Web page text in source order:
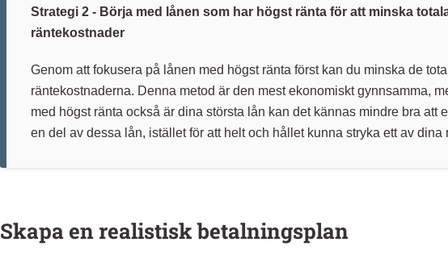
Strategi 2 - Börja med lånen som har högst ränta för att minska
räntekostnader
Genom att fokusera på lånen med högst ränta först kan du minska de
räntekostnaderna. Denna metod är den mest ekonomiskt gynnsamma,
med högst ränta också är dina största lån kan det kännas mindre bra att
en del av dessa lån, istället för att helt och hållet kunna stryka ett av dina
Skapa en realistisk betalningsplan